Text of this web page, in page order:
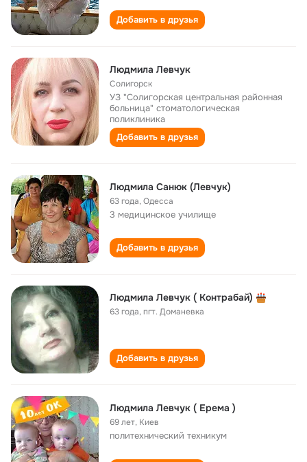
Добавить в друзья
Людмила Левчук
Солигорск
УЗ "Солигорская центральная районная
больница" стоматологическая
поликлиника
Добавить в друзья
Людмила Санюк (Левчук)
63 года,Одесса
3 медицинское училище
Добавить в друзья
Людмила Левчук ( Контрабай)
63 года,пгт. Доманевка
Добавить в друзья
Людмила Левчук ( Ерема )
69 лет, Киев
политехнический техникум